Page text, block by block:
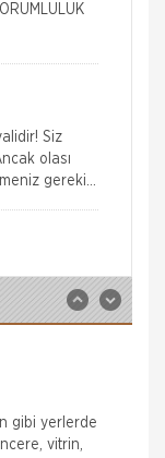
Siz
gerekir!
sağlık
giderleriniz
zorunlu bir
gibi yerlerde
vitrin,